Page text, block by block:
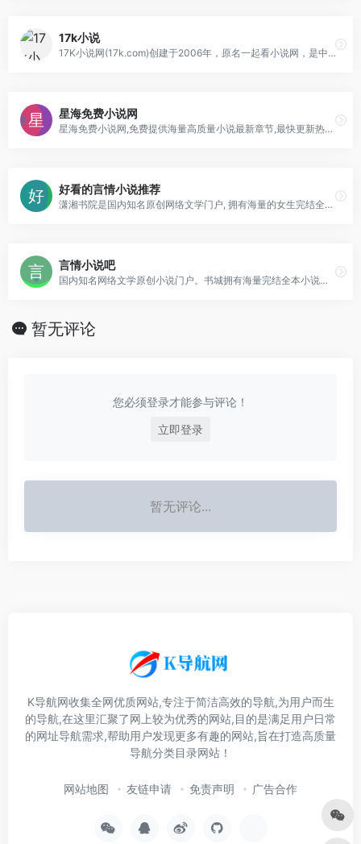
17k小说
17K小说网(17k.com)创建于2006年，原名一起看小说网，是中文在线旗下集创作、阅读于一体的在线阅读网站。我们以“让每个人都享受创作的乐趣”为使命，提供
星海免费小说网
星海免费小说网,免费提供海量高质量小说最新章节,最快更新热门网络小说,全站免费阅读,无弹窗广告,全本小说免费阅读,最好看的网络小说,尽在星海小说网。
好看的言情小说推荐
潇湘书院是国内知名原创网络文学门户, 拥有海量的女生完结全本小说作品, 提供热门小说排行榜免费在线阅读, 每日更新言情、都市、穿越、青春、悬疑等作品连载。
言情小说吧
国内知名网络文学原创小说门户。书城拥有海量完结全本小说，每日更新言情、都市、耽美、穿越、官场、重生、玄幻、女尊等小说的连载最新章节，定期发布阅读小说排行榜单。
暂无评论
您必须登录才能参与评论！
立即登录
暂无评论...
K导航网收集全网优质网站,专注于简洁高效的导航,为用户而生
的导航,在这里汇聚了网上较为优秀的网站,目的是满足用户日常
的网址导航需求,帮助用户发现更多有趣的网站,旨在打造高质量
导航分类目录网站！
网站地图 友链申请 免责声明 广告合作